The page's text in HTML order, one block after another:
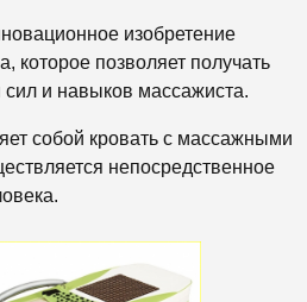
изобретение
которое позволяет получать
и навыков массажиста.
собой кровать с массажными
непосредственное